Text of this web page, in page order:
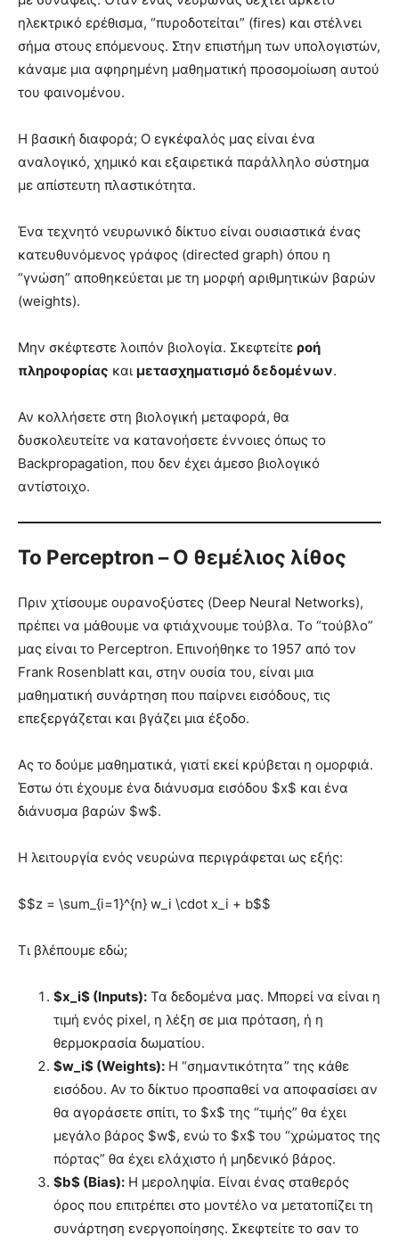
ηλεκτρικό ερέθισμα, “πυροδοτείται” (fires) και στέλνει
σήμα στους επόμενους. Στην επιστήμη των υπολογιστών,
κάναμε μια αφηρημένη μαθηματική προσομοίωση αυτού
του φαινομένου.
Η βασική διαφορά; Ο εγκέφαλός μας είναι ένα
αναλογικό, χημικό και εξαιρετικά παράλληλο σύστημα
με απίστευτη πλαστικότητα.
Ένα τεχνητό νευρωνικό δίκτυο είναι ουσιαστικά ένας
κατευθυνόμενος γράφος (directed graph) όπου η
“γνώση” αποθηκεύεται με τη μορφή αριθμητικών βαρών
(weights).
Μην σκέφτεστε λοιπόν βιολογία. Σκεφτείτε ροή
πληροφορίας και μετασχηματισμό δεδομένων.
Αν κολλήσετε στη βιολογική μεταφορά, θα
δυσκολευτείτε να κατανοήσετε έννοιες όπως το
Backpropagation, που δεν έχει άμεσο βιολογικό
αντίστοιχο.
Το Perceptron – Ο θεμέλιος λίθος
Πριν χτίσουμε ουρανοξύστες (Deep Neural Networks),
πρέπει να μάθουμε να φτιάχνουμε τούβλα. Το “τούβλο”
μας είναι το Perceptron. Επινοήθηκε το 1957 από τον
Frank Rosenblatt και, στην ουσία του, είναι μια
μαθηματική συνάρτηση που παίρνει εισόδους, τις
επεξεργάζεται και βγάζει μια έξοδο.
Ας το δούμε μαθηματικά, γιατί εκεί κρύβεται η ομορφιά.
Έστω ότι έχουμε ένα διάνυσμα εισόδου $x$ και ένα
διάνυσμα βαρών $w$.
Η λειτουργία ενός νευρώνα περιγράφεται ως εξής:
$$z = \sum_{i=1}^{n} w_i \cdot x_i + b$$
Τι βλέπουμε εδώ;
$x_i$ (Inputs): Τα δεδομένα μας. Μπορεί να είναι η
τιμή ενός pixel, η λέξη σε μια πρόταση, ή η
θερμοκρασία δωματίου.
$w_i$ (Weights): Η “σημαντικότητα” της κάθε
εισόδου. Αν το δίκτυο προσπαθεί να αποφασίσει αν
θα αγοράσετε σπίτι, το $x$ της “τιμής” θα έχει
μεγάλο βάρος $w$, ενώ το $x$ του “χρώματος της
πόρτας” θα έχει ελάχιστο ή μηδενικό βάρος.
$b$ (Bias): Η μεροληψία. Είναι ένας σταθερός
όρος που επιτρέπει στο μοντέλο να μετατοπίζει τη
συνάρτηση ενεργοποίησης. Σκεφτείτε το σαν το